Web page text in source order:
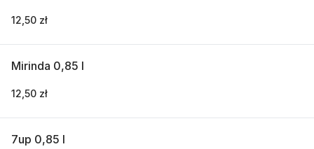
12,50 zł
Mirinda 0,85 l
12,50 zł
7up 0,85 l